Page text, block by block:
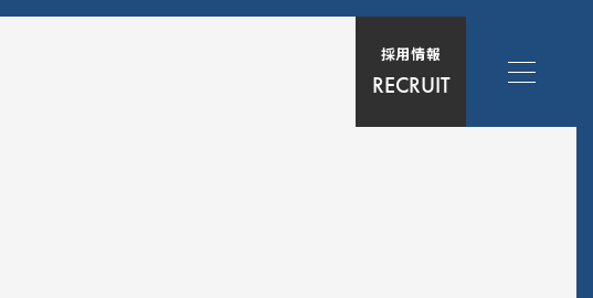
採用情報
RECRUIT